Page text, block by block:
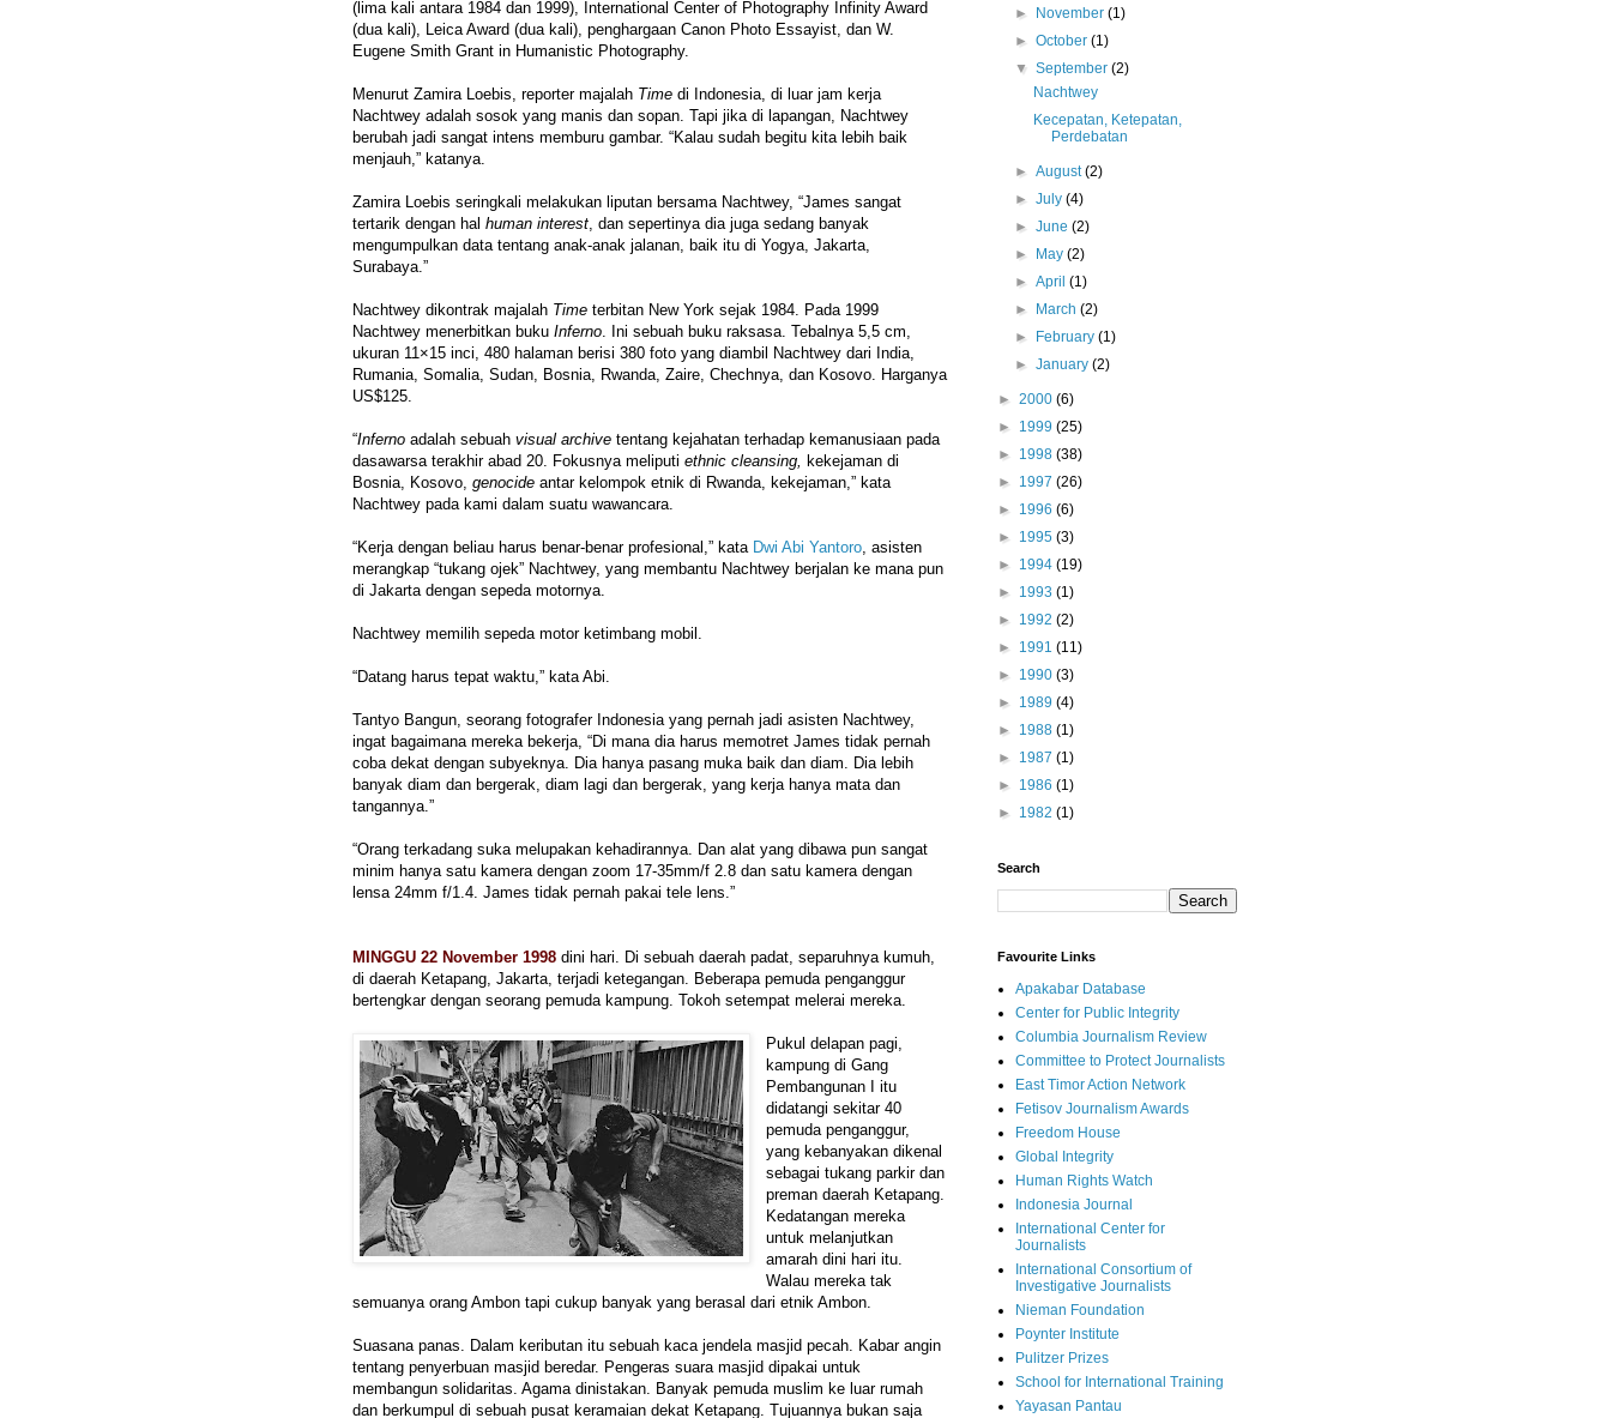
(lima kali antara 1984 dan 1999), International Center of Photography Infinity Award
(dua kali), Leica Award (dua kali), penghargaan Canon Photo Essayist, dan W.
Eugene Smith Grant in Humanistic Photography.
Menurut Zamira Loebis, reporter majalah Time di Indonesia, di luar jam kerja
Nachtwey adalah sosok yang manis dan sopan. Tapi jika di lapangan, Nachtwey
berubah jadi sangat intens memburu gambar. “Kalau sudah begitu kita lebih baik
menjauh,” katanya.
Zamira Loebis seringkali melakukan liputan bersama Nachtwey, “James sangat
tertarik dengan hal human interest, dan sepertinya dia juga sedang banyak
mengumpulkan data tentang anak-anak jalanan, baik itu di Yogya, Jakarta,
Surabaya.”
Nachtwey dikontrak majalah Time terbitan New York sejak 1984. Pada 1999
Nachtwey menerbitkan buku Inferno. Ini sebuah buku raksasa. Tebalnya 5,5 cm,
ukuran 11×15 inci, 480 halaman berisi 380 foto yang diambil Nachtwey dari India,
Rumania, Somalia, Sudan, Bosnia, Rwanda, Zaire, Chechnya, dan Kosovo. Harganya
US$125.
“Inferno adalah sebuah visual archive tentang kejahatan terhadap kemanusiaan pada
dasawarsa terakhir abad 20. Fokusnya meliputi ethnic cleansing, kekejaman di
Bosnia, Kosovo, genocide antar kelompok etnik di Rwanda, kekejaman,” kata
Nachtwey pada kami dalam suatu wawancara.
“Kerja dengan beliau harus benar-benar profesional,” kata Dwi Abi Yantoro, asisten
merangkap “tukang ojek” Nachtwey, yang membantu Nachtwey berjalan ke mana pun
di Jakarta dengan sepeda motornya.
Nachtwey memilih sepeda motor ketimbang mobil.
“Datang harus tepat waktu,” kata Abi.
Tantyo Bangun, seorang fotografer Indonesia yang pernah jadi asisten Nachtwey,
ingat bagaimana mereka bekerja, “Di mana dia harus memotret James tidak pernah
coba dekat dengan subyeknya. Dia hanya pasang muka baik dan diam. Dia lebih
banyak diam dan bergerak, diam lagi dan bergerak, yang kerja hanya mata dan
tangannya.”
“Orang terkadang suka melupakan kehadirannya. Dan alat yang dibawa pun sangat
minim hanya satu kamera dengan zoom 17-35mm/f 2.8 dan satu kamera dengan
lensa 24mm f/1.4. James tidak pernah pakai tele lens.”
MINGGU 22 November 1998 dini hari. Di sebuah daerah padat, separuhnya kumuh,
di daerah Ketapang, Jakarta, terjadi ketegangan. Beberapa pemuda penganggur
bertengkar dengan seorang pemuda kampung. Tokoh setempat melerai mereka.
Pukul delapan pagi,
kampung di Gang
Pembangunan I itu
didatangi sekitar 40
pemuda penganggur,
yang kebanyakan dikenal
sebagai tukang parkir dan
preman daerah Ketapang.
Kedatangan mereka
untuk melanjutkan
amarah dini hari itu.
Walau mereka tak
semuanya orang Ambon tapi cukup banyak yang berasal dari etnik Ambon.
Suasana panas. Dalam keributan itu sebuah kaca jendela masjid pecah. Kabar angin
tentang penyerbuan masjid beredar. Pengeras suara masjid dipakai untuk
membangun solidaritas. Agama dinistakan. Banyak pemuda muslim ke luar rumah
dan berkumpul di sebuah pusat keramaian dekat Ketapang. Tujuannya bukan saja
►
November(1)
►October(1)
▼September(2)
Nachtwey
Kecepatan, Ketepatan,
Perdebatan
►August(2)
►July(4)
►June(2)
►
May(2)
►April(1)
►
March(2)
►
February(1)
►January(2)
► 2000 (6)
► 1999 (25)
► 1998 (38)
► 1997 (26)
► 1996 (6)
► 1995 (3)
► 1994 (19)
► 1993 (1)
► 1992 (2)
► 1991 (11)
► 1990 (3)
► 1989 (4)
► 1988 (1)
► 1987 (1)
► 1986 (1)
► 1982 (1)
Search
Favourite Links
Apakabar Database
Center for Public Integrity
Columbia Journalism Review
Committee to Protect Journalists
East Timor Action Network
Fetisov Journalism Awards
Freedom House
Global Integrity
Human Rights Watch
Indonesia Journal
International Center for
Journalists
International Consortium of
Investigative Journalists
Nieman Foundation
Poynter Institute
Pulitzer Prizes
School for International Training
Yayasan Pantau